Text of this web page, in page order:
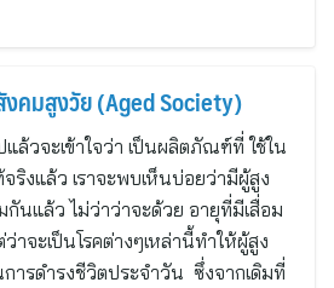
คมสูงวัย (Aged Society)
ล้วจะเข้าใจว่า เป็นผลิตภัณฑ์ที่ ใช้ใน
ริงแล้ว เราจะพบเห็นบ่อยว่ามีผู้สูง
กันแล้ว ไม่ว่าว่าจะด้วย อายุที่มีเสื่อม
าจะเป็นโรคต่างๆเหล่านี้ทำให้ผู้สูง
ารดำรงชีวิตประจำวัน ซึ่งจากเดิมที่